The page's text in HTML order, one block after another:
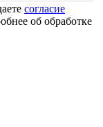
согласие
об обработке